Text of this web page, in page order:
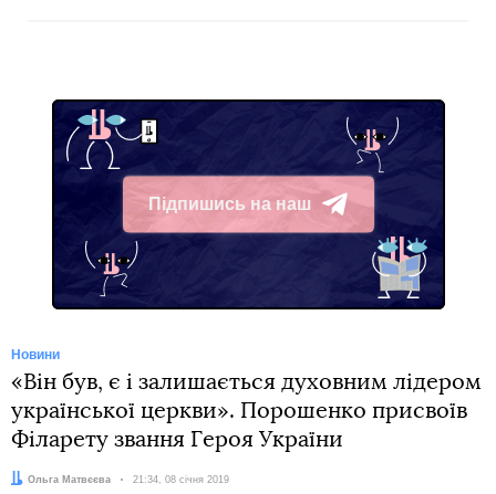
Підпишись на наш
Telegram
Новини
«Він був, є і залишається духовним лідером
української церкви». Порошенко присвоїв
Філарету звання Героя України
Автор:
Ольга Матвєєва Дата:
21:34, 08 січня 2019